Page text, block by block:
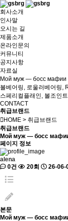
회사소개
인사말
오시는 길
제품소개
온라인문의
커뮤니티
공지사항
자료실
Мой муж — босс мафии
볼베어링, 로울러베어링,
스페리컬플래인, 볼조인
CONTACT
취급브랜드
HOME > 취급브랜드
취급브랜드
Мой муж — босс мафии
페이지 정보
alena
0건
20회 26-06-
본문
Мой муж — босс мафии